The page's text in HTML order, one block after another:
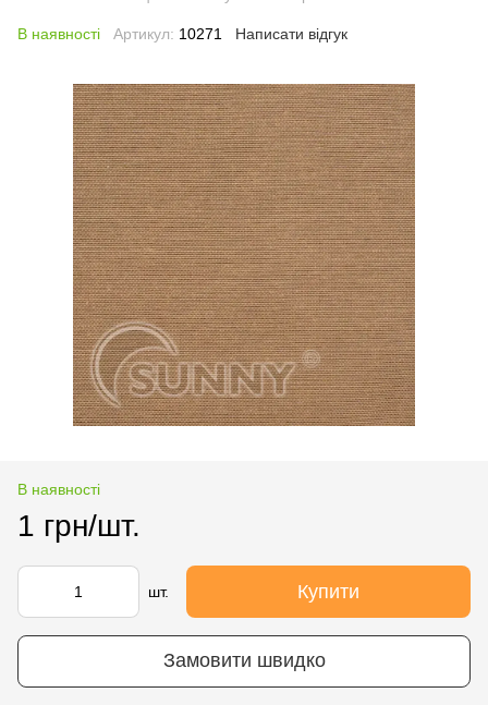
В наявності Артикул: 10271 Написати відгук
В наявності
1 грн/шт.
шт. Купити
Замовити швидко